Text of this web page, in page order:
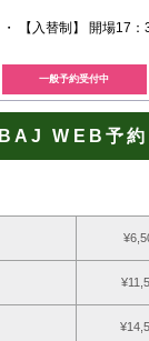
・ 【入替制】 開場17
一般予約受付中
BAJ WEB予約